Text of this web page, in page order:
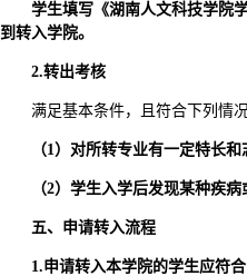
学生填写《湖南人文科技学院
到转入学院。
2.转出考核
满足基本条件，且符合下列情
（1） 对所转专业有一定特长
（2） 学生入学后发现某种疾
五、申请转入流程
1.申请转入本学院的学生应符